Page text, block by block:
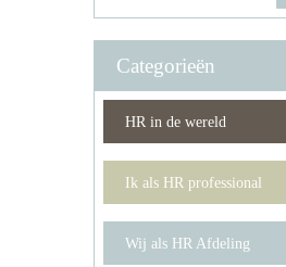
Categorieën
HR in de wereld
Ik als HR professional
Wij als HR Afdeling